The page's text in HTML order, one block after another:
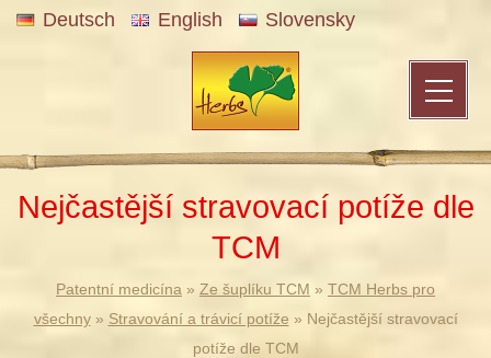
Deutsch English Slovensky
Nejčastější stravovací potíže dle
TCM
Patentní medicína » Ze šuplíku TCM » TCM Herbs pro
všechny» Stravování a trávicí potíže » Nejčastější stravovací
potíže dle TCM